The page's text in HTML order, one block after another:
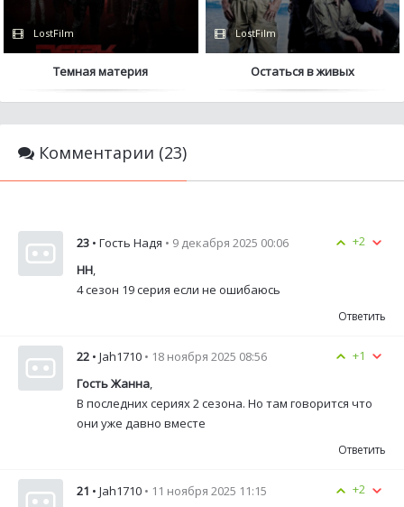
LostFilm
Темная материя
LostFilm
Остаться в живых
Комментарии (23)
+2
23 • Гость Надя • 9 декабря 2025 00:06
НН
4 сезон 19 серия если не ошибаюсь
Ответить
+1
22 • Jah1710 • 18 ноября 2025 08:56
Гость Жанна,
В последних сериях 2 сезона. Но там говорится что
они уже давно вместе
Ответить
+2
21 • Jah1710 • 11 ноября 2025 11:15